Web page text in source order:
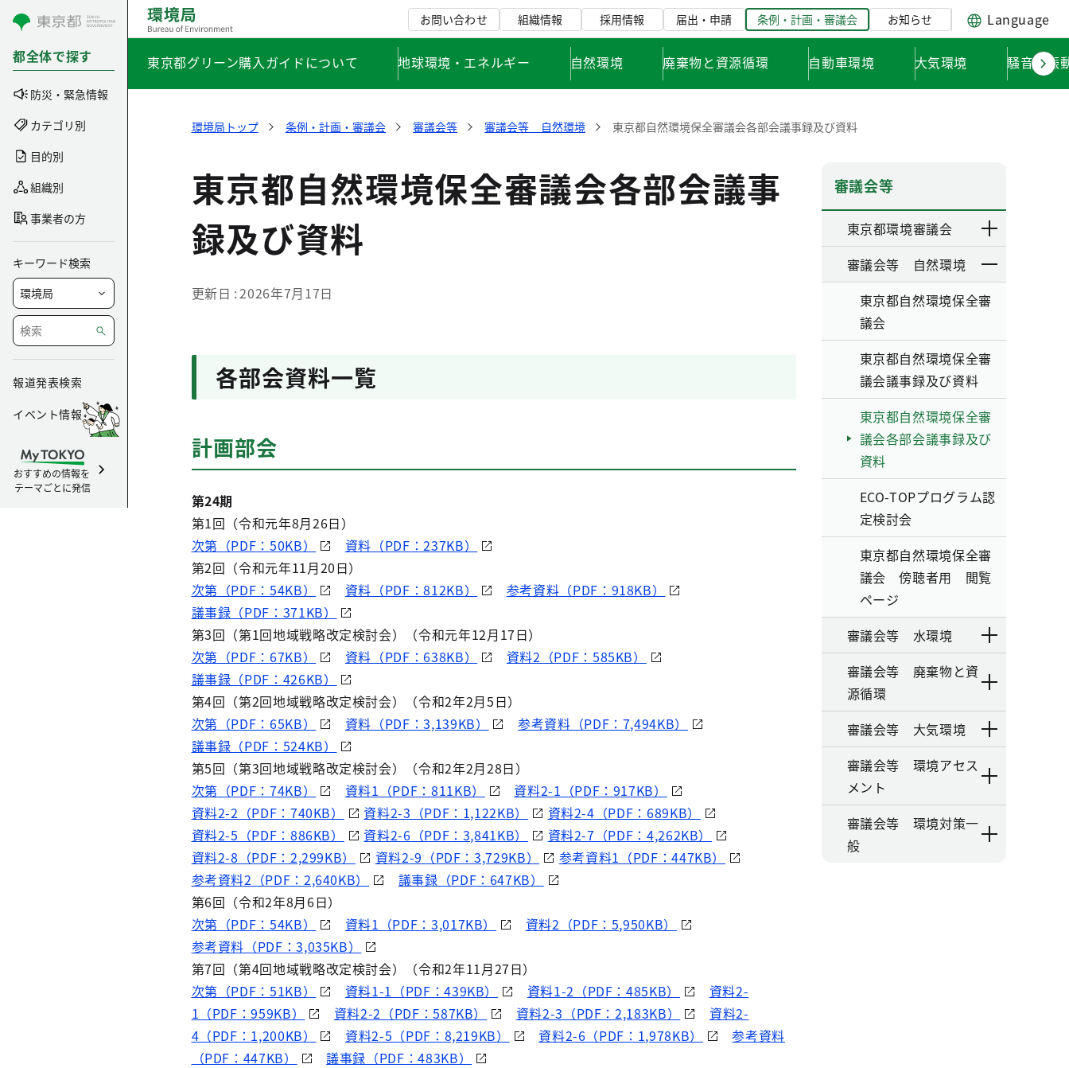
コンテンツにスキップ
都全体で探す
防災・緊急情報
カテゴリ別
目的別
組織別
事業者の方
キーワード検索
報道発表検索
イベント情報
おすすめの情報を
テーマごとに発信
お問い合わせ 組織情報 採用情報 届出・申請 条例・計画・審議会 お知らせ Language
東京都グリーン購入ガイドについて 地球環境・エネルギー 自然環境 廃棄物と資源循環 自動車環境 大気環境 騒音・振
環境局トップ 条例・計画・審議会 審議会等 審議会等 自然環境 東京都自然環境保全審議会各部会議事録及び資料
東京都自然環境保全審議会各部会議事
録及び資料
更新日 2026年7月17日
各部会資料一覧
計画部会
第24期
第1回（令和元年8月26日）
次第（PDF：50KB）
資料（PDF：237KB）
第2回（令和元年11月20日）
次第（PDF：54KB）
資料（PDF：812KB）
参考資料（PDF：918KB）
議事録（PDF：371KB）
第3回（第1回地域戦略改定検討会）（令和元年12月17日）
次第（PDF：67KB）
資料（PDF：638KB）
資料2（PDF：585KB）
議事録（PDF：426KB）
第4回（第2回地域戦略改定検討会）（令和2年2月5日）
次第（PDF：65KB）
資料（PDF：3,139KB）
参考資料（PDF：7,494KB）
議事録（PDF：524KB）
第5回（第3回地域戦略改定検討会）（令和2年2月28日）
次第（PDF：74KB）
資料1（PDF：811KB）
資料2-1（PDF：917KB）
資料2-2（PDF：740KB）
資料2-3（PDF：1,122KB）
資料2-4（PDF：689KB）
資料2-5（PDF：886KB）
資料2-6（PDF：3,841KB）
資料2-7（PDF：4,262KB）
資料2-8（PDF：2,299KB）
資料2-9（PDF：3,729KB）
参考資料1（PDF：447KB）
参考資料2（PDF：2,640KB）
議事録（PDF：647KB）
第6回（令和2年8月6日）
次第（PDF：54KB）
資料1（PDF：3,017KB）
資料2（PDF：5,950KB）
参考資料（PDF：3,035KB）
第7回（第4回地域戦略改定検討会）（令和2年11月27日）
次第（PDF：51KB）
資料1-1（PDF：439KB） 資料1-2（PDF：485KB）
資料2-
1（PDF：959KB）
資料2-2（PDF：587KB） 資料2-3（PDF：2,183KB）
資料2-
4（PDF：1,200KB）
資料2-5（PDF：8,219KB） 資料2-6（PDF：1,978KB）
参考資料
（PDF：447KB）
議事録（PDF：483KB）
審議会等
東京都環境審議会
審議会等 自然環境
東京都自然環境保全審
議会
東京都自然環境保全審
議会議事録及び資料
東京都自然環境保全審
議会各部会議事録及び
資料
ECO-TOPプログラム認
定検討会
東京都自然環境保全審
議会 傍聴者用 閲覧
ページ
審議会等 水環境
審議会等 廃棄物と資
源循環
審議会等 大気環境
審議会等 環境アセス
メント
審議会等 環境対策一
般